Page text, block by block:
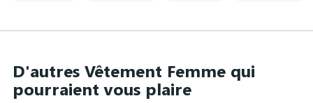
D'autres Vêtement Femme qui
pourraient vous plaire